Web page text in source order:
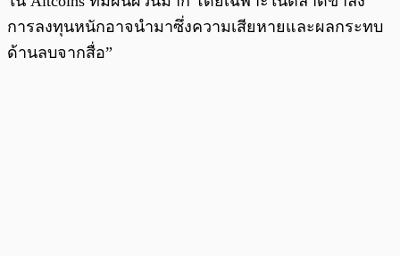
การลงทุนหนักอาจนำมาซึ่งความเสียหายและผลกระทบ
ด้านลบจากสื่อ”